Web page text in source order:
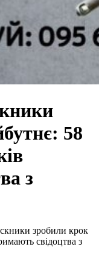
58
з
зробили крок
свідоцтва з